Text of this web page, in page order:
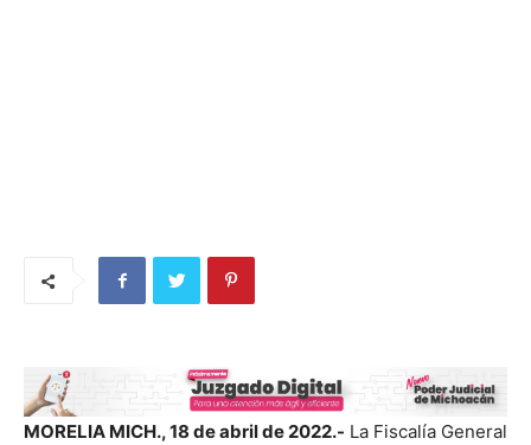
MORELIA MICH., 18 de abril de 2022.- La Fiscalía General